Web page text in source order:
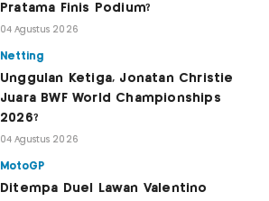
Pratama Finis Podium?
04 Agustus 2026
Netting
Unggulan Ketiga, Jonatan Christie
Juara BWF World Championships
2026?
04 Agustus 2026
MotoGP
Ditempa Duel Lawan Valentino